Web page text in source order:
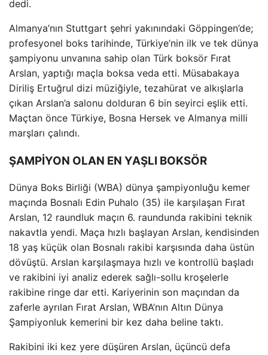
dedi.
Almanya’nın Stuttgart şehri yakınındaki Göppingen’de;
profesyonel boks tarihinde, Türkiye’nin ilk ve tek dünya
şampiyonu unvanına sahip olan Türk boksör Fırat
Arslan, yaptığı maçla boksa veda etti. Müsabakaya
Diriliş Ertuğrul dizi müziğiyle, tezahürat ve alkışlarla
çıkan Arslan’a salonu dolduran 6 bin seyirci eşlik etti.
Maçtan önce Türkiye, Bosna Hersek ve Almanya milli
marşları çalındı.
ŞAMPİYON OLAN EN YAŞLI BOKSÖR
Dünya Boks Birliği (WBA) dünya şampiyonluğu kemer
maçında Bosnalı Edin Puhalo (35) ile karşılaşan Fırat
Arslan, 12 raundluk maçın 6. raundunda rakibini teknik
nakavtla yendi. Maça hızlı başlayan Arslan, kendisinden
18 yaş küçük olan Bosnalı rakibi karşısında daha üstün
dövüştü. Arslan karşılaşmaya hızlı ve kontrollü başladı
ve rakibini iyi analiz ederek sağlı-sollu kroşelerle
rakibine ringe dar etti. Kariyerinin son maçından da
zaferle ayrılan Fırat Arslan, WBA’nın Altın Dünya
Şampiyonluk kemerini bir kez daha beline taktı.
Rakibini iki kez yere düşüren Arslan, üçüncü defa